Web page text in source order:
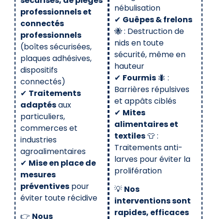
professionnels et
connectés
professionnels
(boîtes sécurisées,
plaques adhésives,
dispositifs
connectés)
✔ Traitements
adaptésaux
particuliers,
commerces et
industries
agroalimentaires
✔ Mise en place de
mesures
préventives pour
éviter toute récidive
👉 Nous
nébulisation
✔ Guêpes & frelons
🐝 : Destruction de
nids en toute
sécurité, même en
hauteur
✔ Fourmis 🐜 :
Barrières répulsives
et appâts ciblés
✔ Mites
alimentaires et
textiles👕 :
Traitements anti-
larves pour éviter la
prolifération
💡 Nos
interventions sont
rapides, efficaces